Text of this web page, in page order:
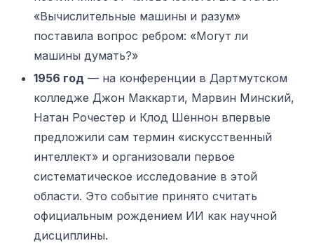
«Вычислительные машины и разум»
поставила вопрос ребром: «Могут ли
машины думать?»
1956 год — на конференции в Дартмутском
колледже Джон Маккарти, Марвин Минский,
Натан Рочестер и Клод Шеннон впервые
предложили сам термин «искусственный
интеллект» и организовали первое
систематическое исследование в этой
области. Это событие принято считать
официальным рождением ИИ как научной
дисциплины.